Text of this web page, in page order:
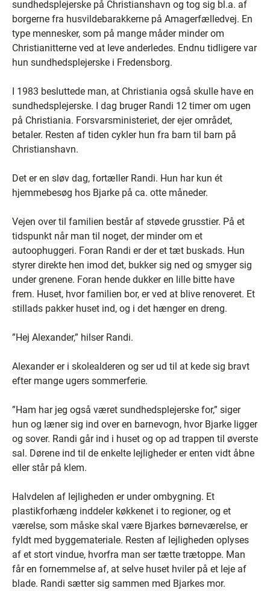
sundhedsplejerske på Christianshavn og tog sig bl.a. af
borgerne fra husvildebarakkerne på Amagerfælledvej. En
type mennesker, som på mange måder minder om
Christianitterne ved at leve anderledes. Endnu tidligere var
hun sundhedsplejerske i Fredensborg.
I 1983 besluttede man, at Christiania også skulle have en
sundhedsplejerske. I dag bruger Randi 12 timer om ugen
på Christiania. Forsvarsministeriet, der ejer området,
betaler. Resten af tiden cykler hun fra barn til barn på
Christianshavn.
Det er en sløv dag, fortæller Randi. Hun har kun ét
hjemmebesøg hos Bjarke på ca. otte måneder.
Vejen over til familien består af støvede grusstier. På et
tidspunkt når man til noget, der minder om et
autoophuggeri. Foran Randi er der et tæt buskads. Hun
styrer direkte hen imod det, bukker sig ned og smyger sig
under grenene. Foran hende dukker en lille bitte have
frem. Huset, hvor familien bor, er ved at blive renoveret. Et
stillads pakker huset ind, og i det hænger en dreng.
”Hej Alexander,” hilser Randi.
Alexander er i skolealderen og ser ud til at kede sig bravt
efter mange ugers sommerferie.
”Ham har jeg også været sundhedsplejerske for,” siger
hun og læner sig ind over en barnevogn, hvor Bjarke ligger
og sover. Randi går ind i huset og op ad trappen til øverste
sal. Dørene ind til de enkelte lejligheder er enten vidt åbne
eller står på klem.
Halvdelen af lejligheden er under ombygning. Et
plastikforhæng inddeler køkkenet i to regioner, og et
værelse, som måske skal være Bjarkes børneværelse, er
fyldt med byggemateriale. Resten af lejligheden oplyses
af et stort vindue, hvorfra man ser tætte trætoppe. Man
får en fornemmelse af, at selve huset hviler på et leje af
blade. Randi sætter sig sammen med Bjarkes mor.